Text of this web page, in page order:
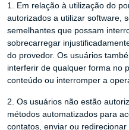
1. Em relação à utilização do
autorizados a utilizar software,
semelhantes que possam
sobrecarregar
do provedor. Os usuários
interferir de qualquer forma no
conteúdo ou interromper a
2. Os usuários não estão
métodos automatizados para
contatos, enviar ou redirecionar